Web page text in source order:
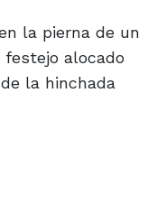
la pierna de un
alocado
la hinchada